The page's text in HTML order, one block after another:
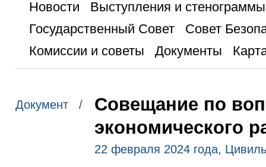
Новости
Выступления и стенограммы
Государственный Совет
Совет
Комиссии и советы
Документы
Документ /
Совещание по
экономического
22 февраля 2024 года,